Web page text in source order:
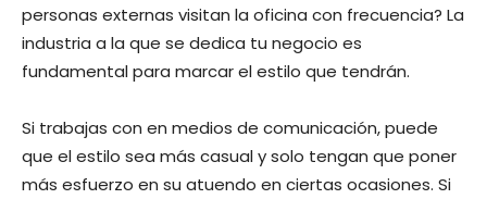
personas externas visitan la oficina con frecuencia? La
industria a la que se dedica tu negocio es
fundamental para marcar el estilo que tendrán.
Si trabajas con en medios de comunicación, puede
que el estilo sea más casual y solo tengan que poner
más esfuerzo en su atuendo en ciertas ocasiones. Si